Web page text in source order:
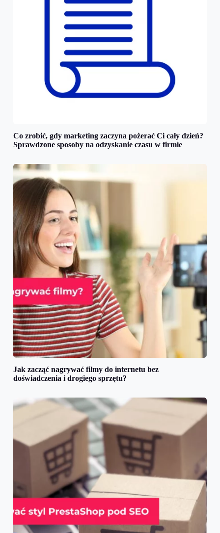
Co zrobić, gdy marketing zaczyna pożerać Ci cały dzień?
Sprawdzone sposoby na odzyskanie czasu w firmie
Jak zacząć nagrywać filmy do internetu bez
doświadczenia i drogiego sprzętu?